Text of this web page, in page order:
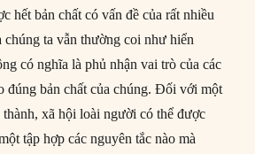
hết bản chất có vấn đề của rất nhiều
chúng ta vẫn thường coi như hiển
có nghĩa là phủ nhận vai trò của các
đúng bản chất của chúng. Đối với một
xã hội loài người có thể được
tập hợp các nguyên tắc nào mà